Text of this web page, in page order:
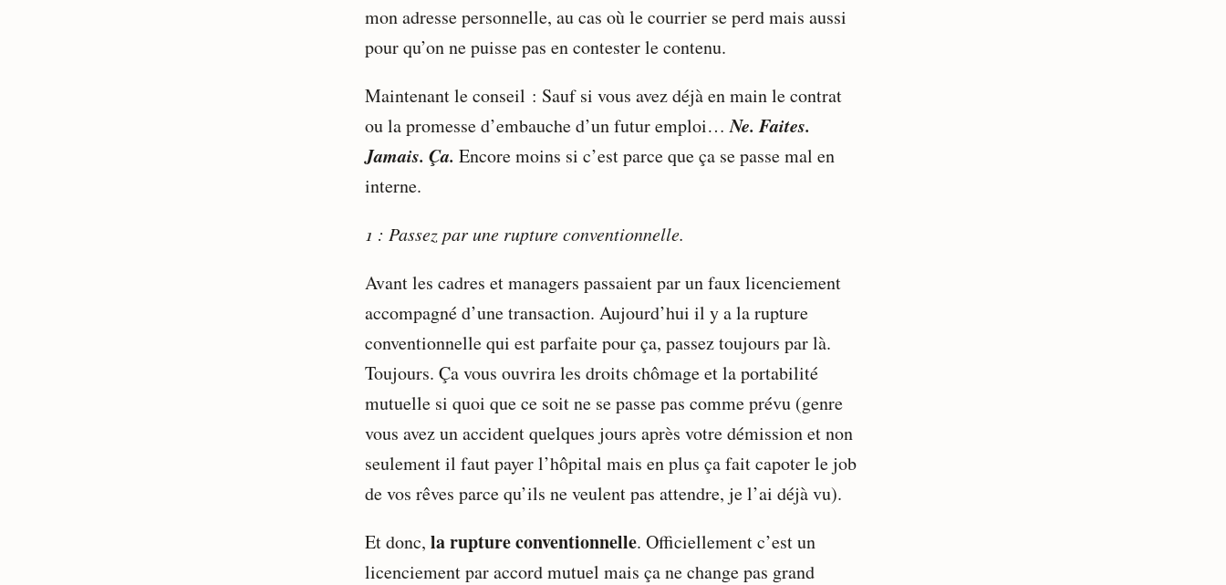
mon adresse personnelle, au cas où le courrier se perd mais aussi
pour qu’on ne puisse pas en contester le contenu.
Maintenant le conseil : Sauf si vous avez déjà en main le contrat
ou la promesse d’embauche d’un futur emploi…Ne. Faites.
Jamais. Ça. Encore moins si c’est parce que ça se passe mal en
interne.
1 : Passez par une rupture conventionnelle.
Avant les cadres et managers passaient par un faux licenciement
accompagné d’une transaction. Aujourd’hui il y a la rupture
conventionnelle qui est parfaite pour ça, passez toujours par là.
Toujours. Ça vous ouvrira les droits chômage et la portabilité
mutuelle si quoi que ce soit ne se passe pas comme prévu (genre
vous avez un accident quelques jours après votre démission et non
seulement il faut payer l’hôpital mais en plus ça fait capoter le job
de vos rêves parce qu’ils ne veulent pas attendre, je l’ai déjà vu).
Et donc, la rupture conventionnelle. Officiellement c’est un
licenciement par accord mutuel mais ça ne change pas grand